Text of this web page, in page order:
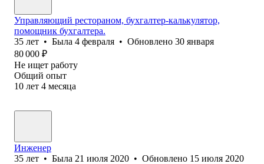
Управляющий рестораном, бухгалтер-калькулятор,
помощник бухгалтера.
35 лет • Была 4 февраля • Обновлено 30 января
80 000 ₽
Не ищет работу
Общий опыт
10 лет 4 месяца
Инженер
35 лет • Была 21 июля 2020 • Обновлено 15 июля 2020